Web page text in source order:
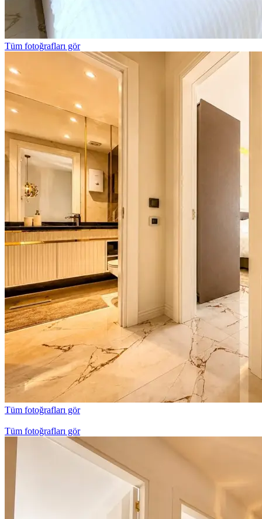
Tüm fotoğrafları gör
Tüm fotoğrafları gör
Tüm fotoğrafları gör